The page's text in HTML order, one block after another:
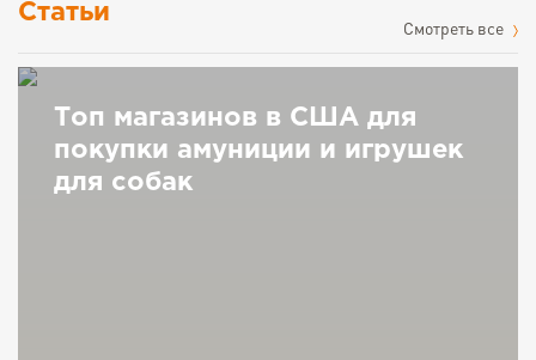
Статьи
Cмотреть все
Топ магазинов в США для
покупки амуниции и игрушек
для собак